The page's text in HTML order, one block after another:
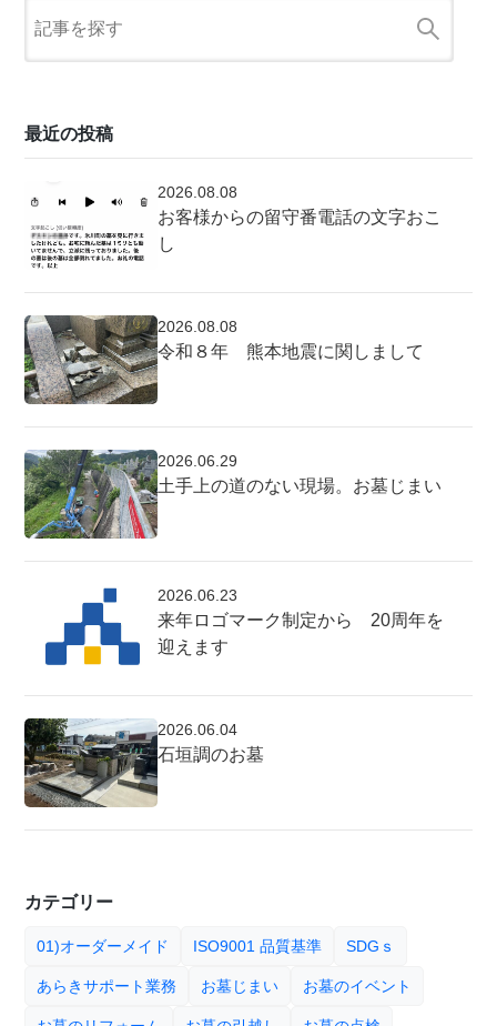
最近の投稿
2026.08.08
お客様からの留守番電話の文字おこ
し
2026.08.08
令和８年 熊本地震に関しまして
2026.06.29
土手上の道のない現場。お墓じまい
2026.06.23
来年ロゴマーク制定から 20周年を
迎えます
2026.06.04
石垣調のお墓
カテゴリー
01)オーダーメイド ISO9001 品質基準 SDGｓ
あらきサポート業務 お墓じまい お墓のイベント